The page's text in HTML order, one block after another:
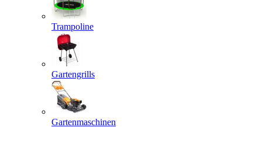
Trampoline
Gartengrills
Gartenmaschinen